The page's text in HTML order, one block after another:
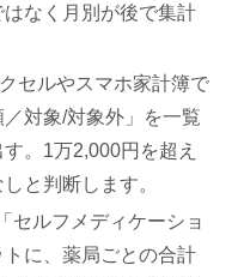
なく月別が後で集計
クセルやスマホ家計簿で
／対象/対象外」を一覧
。1万2,000円を超え
と判断します。
セルフメディケーショ
に、薬局ごとの合計